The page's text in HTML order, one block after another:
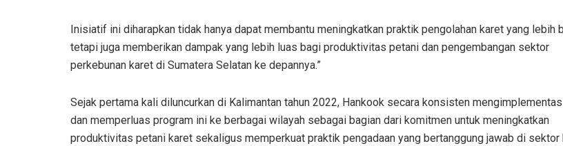
Inisiatif ini diharapkan tidak hanya dapat membantu meningkatkan praktik pengolahan karet yang lebih
tetapi juga memberikan dampak yang lebih luas bagi produktivitas petani dan pengembangan sektor
perkebunan karet di Sumatera Selatan ke depannya.”
Sejak pertama kali diluncurkan di Kalimantan tahun 2022, Hankook secara konsisten
dan memperluas program ini ke berbagai wilayah sebagai bagian dari komitmen untuk meningkatkan
produktivitas petani karet sekaligus memperkuat praktik pengadaan yang bertanggung jawab di sektor